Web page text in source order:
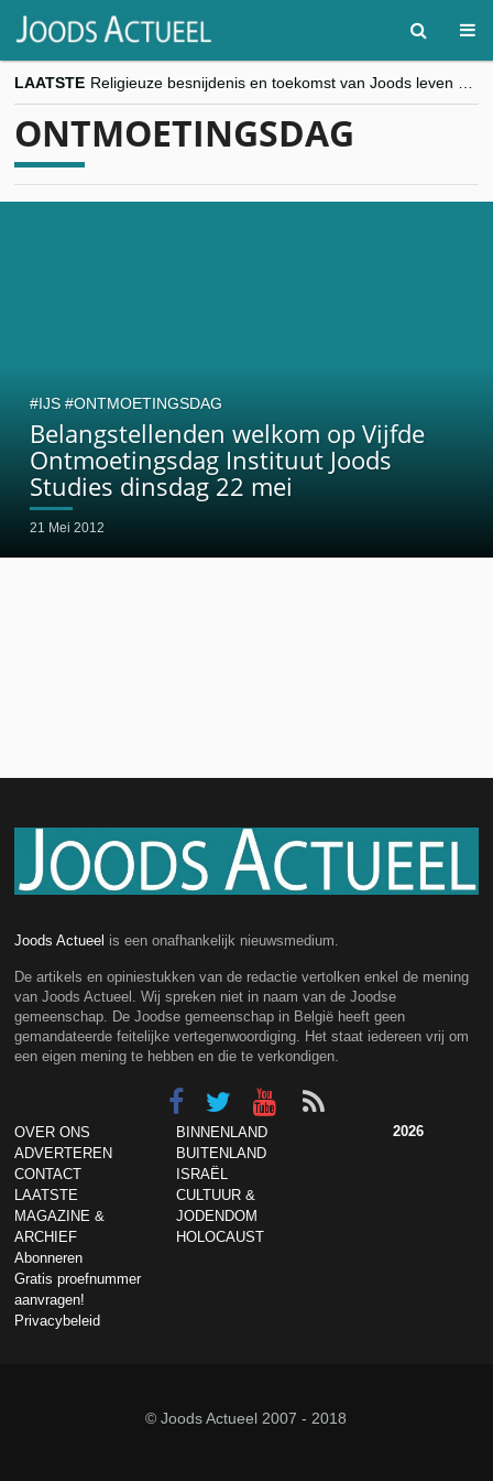
LAATSTE
“Besnijdenisdebat toont hoe moeilijk seculiere Westen minderheden begrijpt”, Jinnih Beels (Vooruit)
ONTMOETINGSDAG
Belangstellenden welkom op Vijfde
Ontmoetingsdag Instituut Joods
Studies dinsdag 22 mei
21 Mei 2012
IJS ONTMOETINGSDAG
Joods Actueel is een onafhankelijk nieuwsmedium.
De artikels en opiniestukken van de redactie vertolken enkel de mening
van Joods Actueel. Wij spreken niet in naam van de Joodse
gemeenschap. De Joodse gemeenschap in België heeft geen
gemandateerde feitelijke vertegenwoordiging. Het staat iedereen vrij om
een eigen mening te hebben en die te verkondigen.
OVER ONS
ADVERTEREN
CONTACT
LAATSTE
MAGAZINE &
ARCHIEF
Abonneren
Gratis proefnummer
aanvragen!
Privacybeleid
BINNENLAND
BUITENLAND
ISRAËL
CULTUUR &
JODENDOM
HOLOCAUST
2026
© Joods Actueel 2007 - 2018